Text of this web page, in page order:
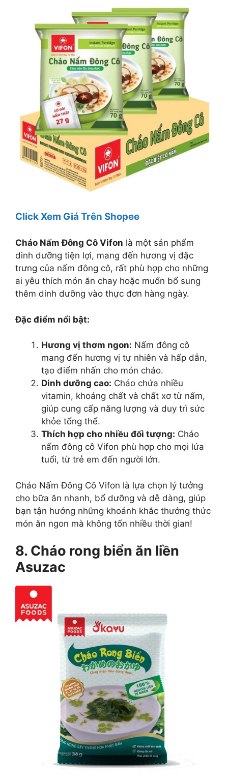
Click Xem Giá Trên Shopee
Cháo Nấm Đông Cô Vifon là một sản phẩm
dinh dưỡng tiện lợi, mang đến hương vị đặc
trưng của nấm đông cô, rất phù hợp cho những
ai yêu thích món ăn chay hoặc muốn bổ sung
thêm dinh dưỡng vào thực đơn hàng ngày.
Đặc điểm nổi bật:
Hương vị thơm ngon: Nấm đông cô
mang đến hương vị tự nhiên và hấp dẫn,
tạo điểm nhấn cho món cháo.
Dinh dưỡng cao: Cháo chứa nhiều
vitamin, khoáng chất và chất xơ từ nấm,
giúp cung cấp năng lượng và duy trì sức
khỏe tổng thể.
Thích hợp cho nhiều đối tượng: Cháo
nấm đông cô Vifon phù hợp cho mọi lứa
tuổi, từ trẻ em đến người lớn.
Cháo Nấm Đông Cô Vifon là lựa chọn lý tưởng
cho bữa ăn nhanh, bổ dưỡng và dễ dàng, giúp
bạn tận hưởng những khoảnh khắc thưởng thức
món ăn ngon mà không tốn nhiều thời gian!
8. Cháo rong biển ăn liền
Asuzac